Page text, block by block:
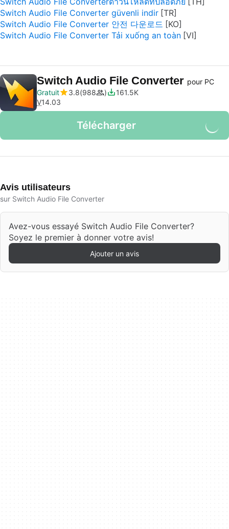
Switch Audio File Converter güvenli indir
Switch Audio File Converter 안전 다운로드
Switch Audio File Converter Tải xuống an toàn
Switch Audio File Converter pour PC
Gratuit
3.8 988
161.5K
V14.03
Télécharger
Avis utilisateurs
sur Switch Audio File Converter
Avez-vous essayé Switch Audio File Converter?
Soyez le premier à donner votre avis!
Ajouter un avis